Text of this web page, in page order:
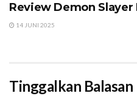
Review Demon
14 JUNI 2025
Tinggalkan Balasan